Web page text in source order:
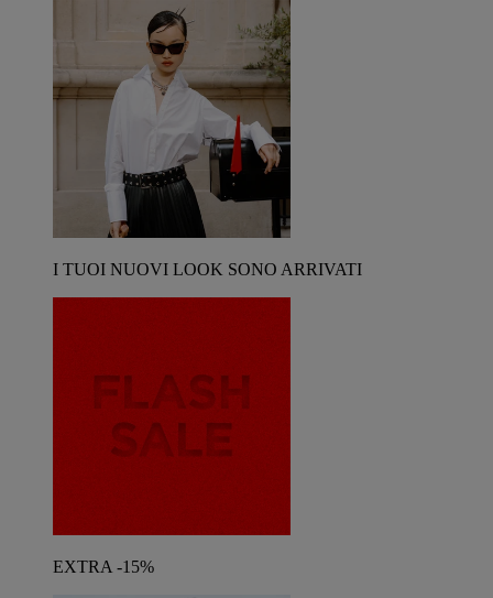
I TUOI NUOVI LOOK SONO ARRIVATI
EXTRA -15%